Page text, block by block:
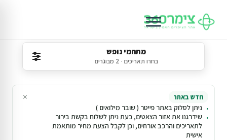
מתחמי נופש
בחרו תאריכים · 2 מבוגרים
חדש באתר
ניתן לסלוק באתר פייטר ( שובר מילואים )
שידרגנו את אזור הצאטים, כעת ניתן לשלוח בקשת בירור
לתאריכים והרכב אורחים, וכן לקבל הצעת מחיר מותאמת
אישית
×